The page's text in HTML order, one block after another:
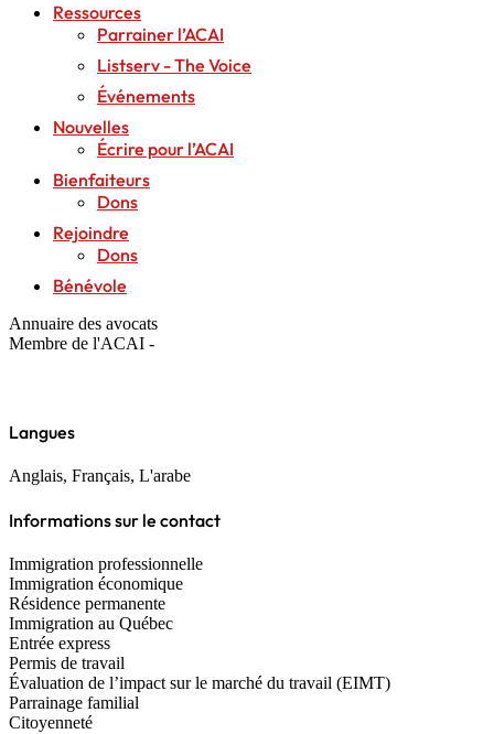
Ressources
Parrainer l’ACAI
Listserv - The Voice
Événements
Nouvelles
Écrire pour l’ACAI
Bienfaiteurs
Dons
Rejoindre
Dons
Bénévole
Annuaire des avocats
Membre de l'ACAI -
Langues
Anglais, Français, L'arabe
Informations sur le contact
Immigration professionnelle
Immigration économique
Résidence permanente
Immigration au Québec
Entrée express
Permis de travail
Évaluation de l’impact sur le marché du travail (EIMT)
Parrainage familial
Citoyenneté